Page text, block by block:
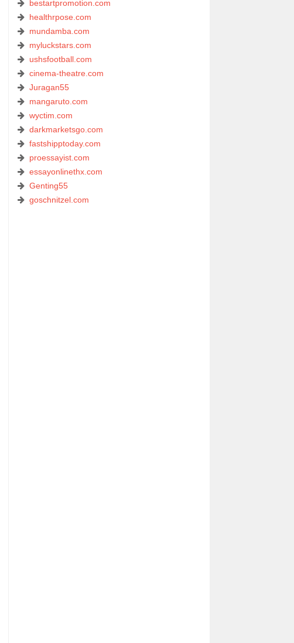
bestartpromotion.com
healthrpose.com
mundamba.com
myluckstars.com
ushsfootball.com
cinema-theatre.com
Juragan55
mangaruto.com
wyctim.com
darkmarketsgo.com
fastshipptoday.com
proessayist.com
essayonlinethx.com
Genting55
goschnitzel.com